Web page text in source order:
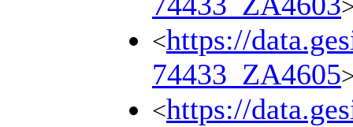
<https://
74433_ZA4605
<https://